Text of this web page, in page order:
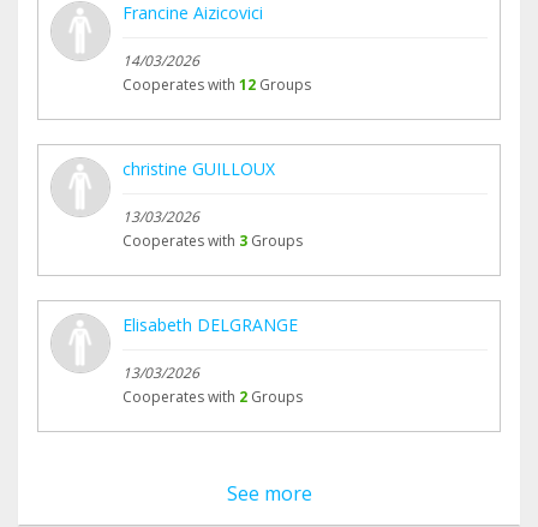
Francine Aizicovici
14/03/2026
Cooperates with 12 Groups
christine GUILLOUX
13/03/2026
Cooperates with 3 Groups
Elisabeth DELGRANGE
13/03/2026
Cooperates with 2 Groups
See more